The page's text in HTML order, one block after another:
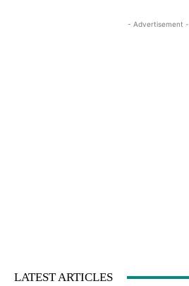
- Advertisement -
LATEST ARTICLES